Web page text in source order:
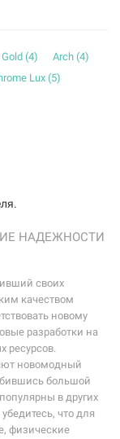
(4) Arch (4)
Lux (5)
НАДЕЖНОСТИ
своих
качеством
новому
разработки на
ресурсов.
новомодный
большой
в других
что для
физические